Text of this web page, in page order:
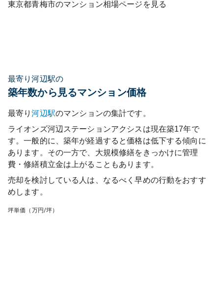
東京都青梅市のマンション相場ページを見る
最寄り河辺駅の
築年数から見るマンション価格
最寄り河辺駅のマンションの集計です。
ライオンズ河辺ステーションアクシス は現在築17年で
す。一般的に、築年が経過すると価格は低下する傾向に
あります。その一方で、大規模修繕をきっかけに管理
費・修繕積立金は上がることもあります。
売却を検討している人は、なるべく早めの行動をおすす
めします。
坪単価（万円/坪）